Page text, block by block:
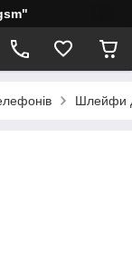
Шлейфи